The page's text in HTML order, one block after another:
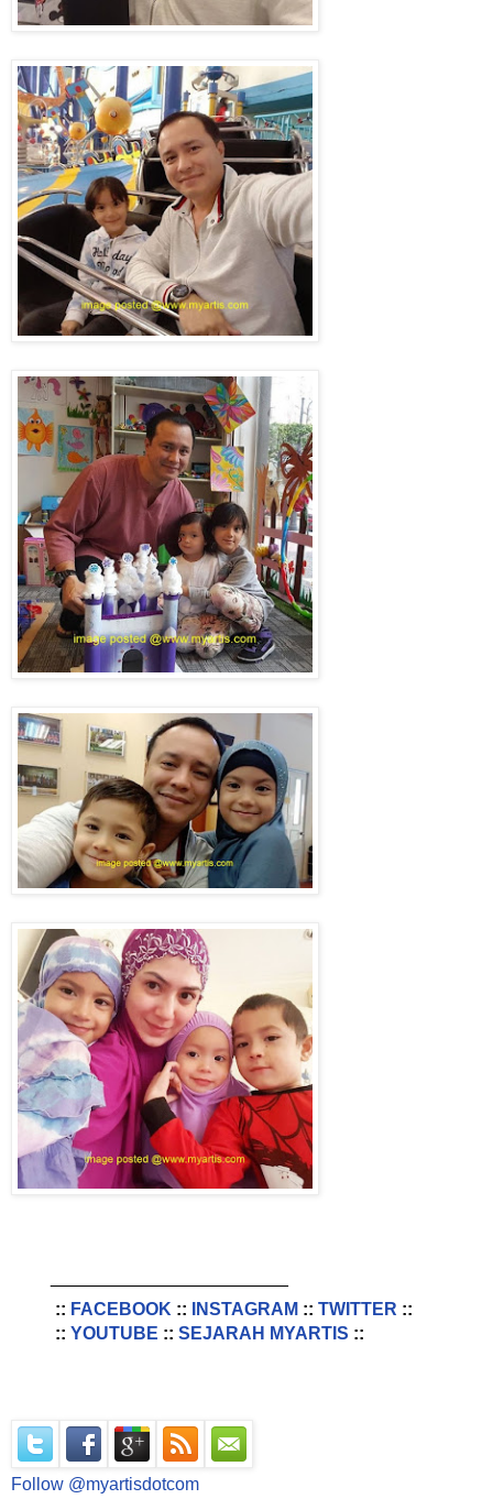
:: FACEBOOK :: INSTAGRAM :: TWITTER ::
:: YOUTUBE :: SEJARAH MYARTIS ::
Follow @myartisdotcom